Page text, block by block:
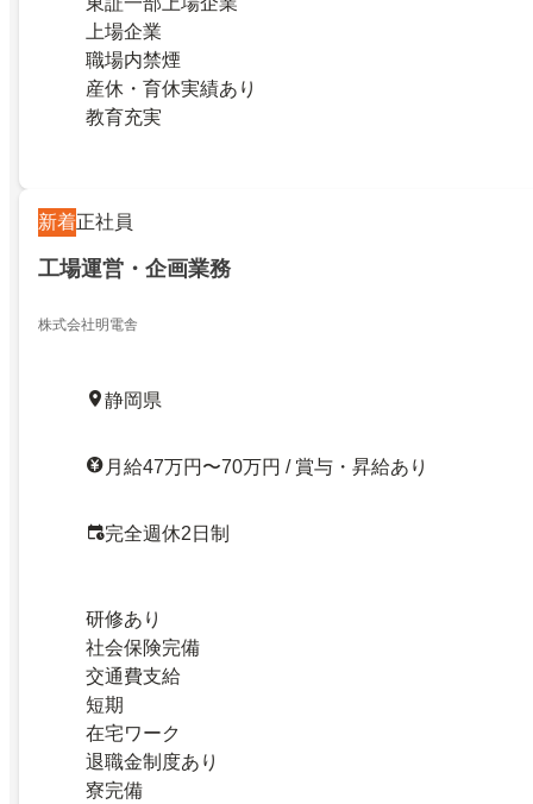
上場企業
職場内禁煙
産休・育休実績あり
教育充実
新着正社員
工場運営・企画業務
株式会社明電舎
静岡県
月給47万円〜70万円 / 賞与・昇給あり
完全週休2日制
研修あり
社会保険完備
交通費支給
短期
在宅ワーク
退職金制度あり
寮完備